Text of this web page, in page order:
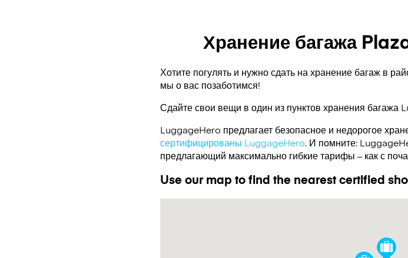
Хранение багажа
Хотите погулять и нужно сдать на хранение багаж в
мы о вас позаботимся!
Сдайте свои вещи в один из пунктов хранения багажа
LuggageHero предлагает безопасное и недорогое
сертифицированы LuggageHero. И помните:
предлагающий максимально гибкие тарифы – как с
Use our map to find the nearest certified